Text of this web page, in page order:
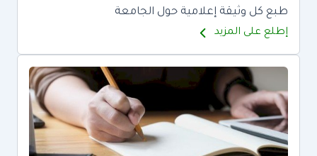
طبع كل وثيقة إعلامية حول الجامعة
إطلع على المزيد